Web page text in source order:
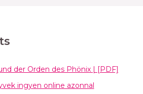
der Orden des Phönix | [PDF]
ingyen online azonnal